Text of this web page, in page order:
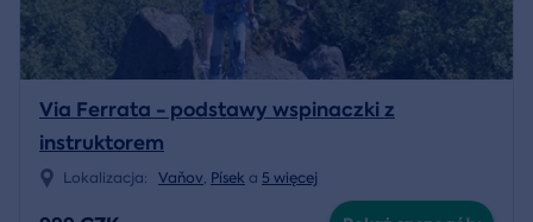
Via Ferrata - podstawy wspinaczki z
instruktorem
Lokalizacja: Vaňov, Písek a 5 więcej